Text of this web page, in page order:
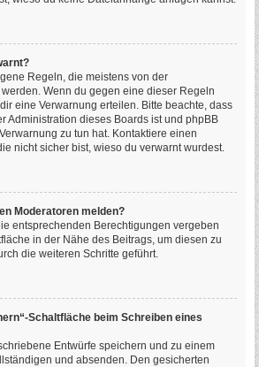
Regeln, die meistens von der
Wenn du gegen eine dieser Regeln
eine Verwarnung erteilen. Bitte beachte, dass
Administration dieses Boards ist und phpBB
zu tun hat. Kontaktiere einen
nicht sicher bist, wieso du verwarnt wurdest.
Moderatoren melden?
entsprechenden Berechtigungen vergeben
in der Nähe des Beitrags, um diesen zu
die weiteren Schritte geführt.
Schaltfläche beim Schreiben eines
Entwürfe speichern und zu einem
und absenden. Den gesicherten